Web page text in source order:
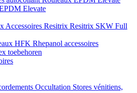
Elevate
Accessoires Resitrix Resitrix SKW Full
HFK Rhepanol accessoires
toebehoren
Occultation Stores vénitiens,